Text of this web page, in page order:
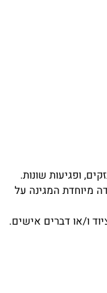
ופגיעות שונות.
מיוחדת המגינה על
ו/או דברים אישים.